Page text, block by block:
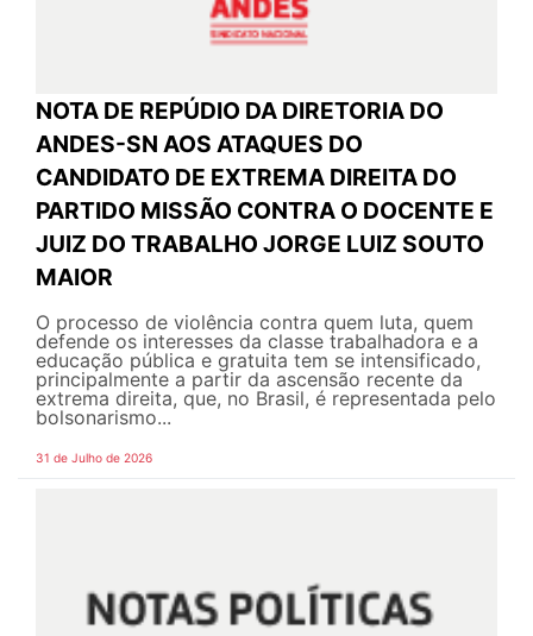
NOTA DE REPÚDIO DA DIRETORIA DO
ANDES-SN AOS ATAQUES DO
CANDIDATO DE EXTREMA DIREITA DO
PARTIDO MISSÃO CONTRA O DOCENTE E
JUIZ DO TRABALHO JORGE LUIZ SOUTO
MAIOR
O processo de violência contra quem luta, quem
defende os interesses da classe trabalhadora e a
educação pública e gratuita tem se intensificado,
principalmente a partir da ascensão recente da
extrema direita, que, no Brasil, é representada pelo
bolsonarismo...
31 de Julho de 2026